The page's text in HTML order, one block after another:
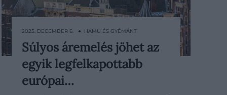
Amszterdam már most is Európa
legdrágább úti célja, ami a
turistaadót illeti, de a holland főváros
újabb emelésre készülhet. A cél
2025. DECEMBER 6. ● HAMU ÉS GYÉMÁNT
Súlyos áremelés jöhet az
egyik legfelkapottabb
európai…